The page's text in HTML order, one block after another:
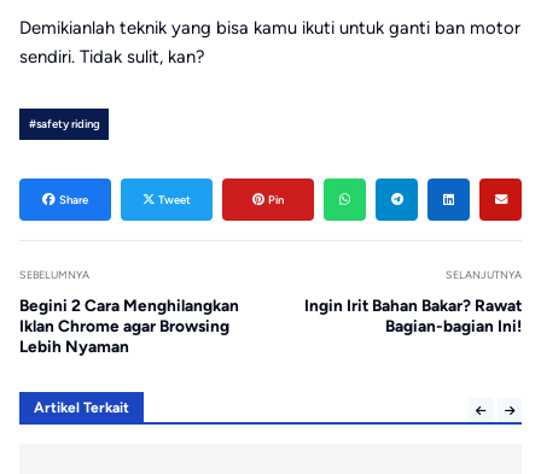
Demikianlah teknik yang bisa kamu ikuti untuk ganti ban motor
sendiri. Tidak sulit, kan?
#safety riding
Share Tweet Pin
SEBELUMNYA
Begini 2 Cara Menghilangkan
Iklan Chrome agar Browsing
Lebih Nyaman
SELANJUTNYA
Ingin Irit Bahan Bakar? Rawat
Bagian-bagian Ini!
Artikel Terkait